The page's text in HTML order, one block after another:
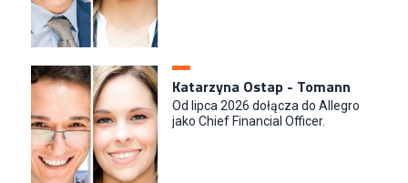
Specjalista/tka ds. Utrzymania Ruchu
Key Account Manager Meble
Empik
Młodszy Specjalista ds. Sprzedaży B2B (K/M/N)
Katarzyna Ostap - Tomann
Od lipca 2026 dołącza do Allegro
jako Chief Financial Officer.